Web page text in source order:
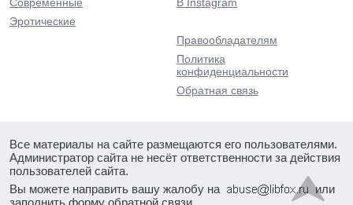
Эротические
Правообладателям
Политика
конфиденциальности
Обратная связь
Все материалы на сайте размещаются его пользователями.
Администратор сайта не несёт ответственности за действия
пользователей сайта.
Вы можете направить вашу жалобу на
или
заполнить форму обратной связи